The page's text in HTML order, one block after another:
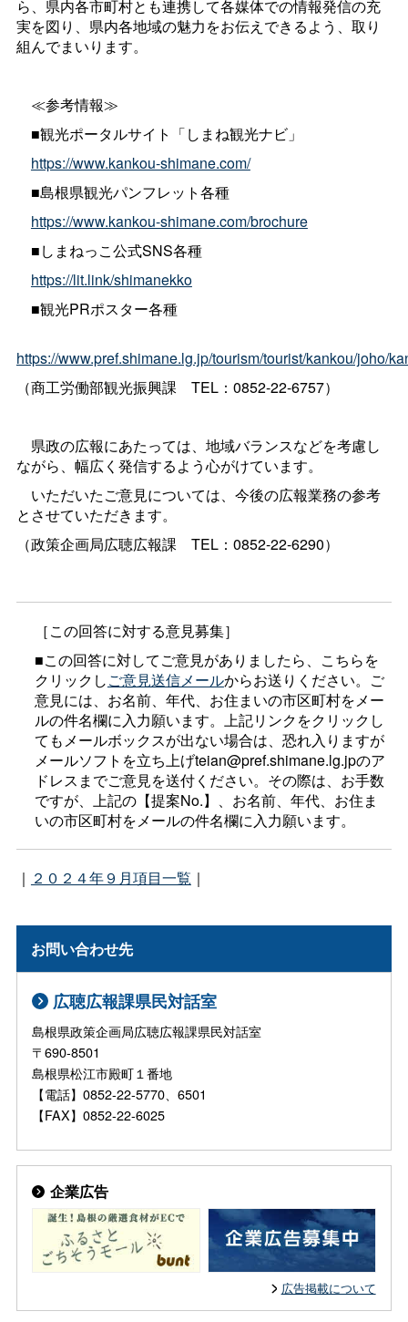
ら、県内各市町村とも連携して各媒体での情報発信の充
実を図り、県内各地域の魅力をお伝えできるよう、取り
組んでまいります。
≪参考情報≫
■観光ポータルサイト「しまね観光ナビ」
https://www.kankou-shimane.com/
■島根県観光パンフレット各種
https://www.kankou-shimane.com/brochure
■しまねっこ公式SNS各種
https://lit.link/shimanekko
■観光PRポスター各種
https://www.pref.shimane.lg.jp/tourism/tourist/kankou/joho/
（商工労働部観光振興課 TEL：0852-22-6757）
県政の広報にあたっては、地域バランスなどを考慮し
ながら、幅広く発信するよう心がけています。
いただいたご意見については、今後の広報業務の参考
とさせていただきます。
（政策企画局広聴広報課 TEL：0852-22-6290）
［この回答に対する意見募集］
■この回答に対してご意見がありましたら、こちらを
クリックしご意見送信メールからお送りください。ご
意見には、お名前、年代、お住まいの市区町村をメー
ルの件名欄に入力願います。上記リンクをクリックし
てもメールボックスが出ない場合は、恐れ入りますが
メールソフトを立ち上げteian@pref.shimane.lg.jpのア
ドレスまでご意見を送付ください。その際は、お手数
ですが、上記の【提案No.】、お名前、年代、お住ま
いの市区町村をメールの件名欄に入力願います。
｜ ２０２４年９月項目一覧 ｜
お問い合わせ先
広聴広報課県民対話室
島根県政策企画局広聴広報課県民対話室
〒690-8501
島根県松江市殿町１番地
【電話】0852-22-5770、6501
【FAX】0852-22-6025
企業広告
広告掲載について